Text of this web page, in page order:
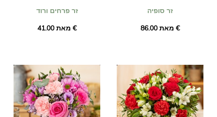
זר פרחים ורוד
מאת ‏41.00 €
זר סופיה
מאת ‏86.00 €